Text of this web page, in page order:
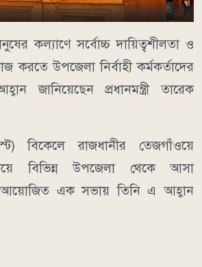
কল্যাণে সর্বোচ্চ দায়িত্বশীলতা ও
করতে উপজেলা নির্বাহী কর্মকর্তাদের
জানিয়েছেন প্রধানমন্ত্রী তারেক
বিকেলে রাজধানীর তেজগাঁওয়ে
বিভিন্ন উপজেলা থেকে আসা
এক সভায় তিনি এ আহ্বান